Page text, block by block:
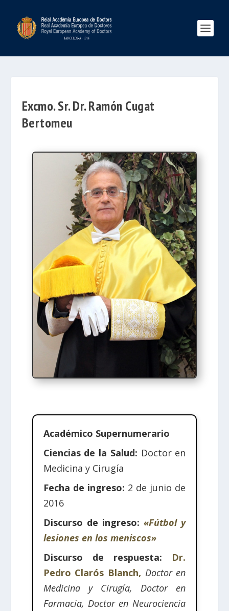
Excmo. Sr. Dr. Ramón Cugat
Bertomeu
Académico Supernumerario
Ciencias de la Salud: Doctor en
Medicina y Cirugía
Fecha de ingreso: 2 de junio de
2016
Discurso de ingreso:«Fútbol y
lesiones en los meniscos»
Discurso de respuesta: Dr.
Pedro Clarós Blanch, Doctor en
Medicina y Cirugía, Doctor en
Farmacia, Doctor en Neurociencia